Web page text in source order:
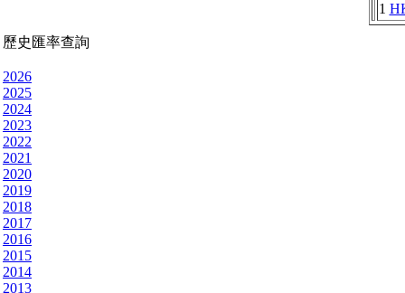
歷史匯率查詢
2026
2025
2024
2023
2022
2021
2020
2019
2018
2017
2016
2015
2014
2013
1